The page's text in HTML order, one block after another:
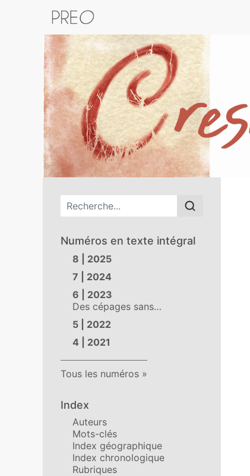
Menu principal
Numéros en texte intégral
8 | 2025
7 | 2024
6 | 2023
Des cépages sans…
5 | 2022
4 | 2021
Tous les numéros
Index
Auteurs
Mots-clés
Index géographique
Index chronologique
Rubriques